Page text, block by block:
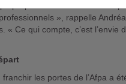
propose un véritable
», rappelle
« Ce qui compte, c’est l’envie
les portes de l’Afpa a